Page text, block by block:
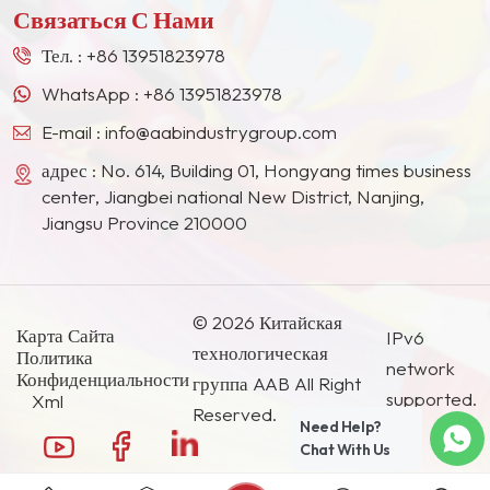
Востоке, в Юго-Восточной Азии, Японии, Южной
Корее и других странах и регионах.
Связаться С Нами
Тел. : +86 13951823978
WhatsApp : +86 13951823978
E-mail : info@aabindustrygroup.com
адрес : No. 614, Building 01, Hongyang times business
center, Jiangbei national New District, Nanjing,
Jiangsu Province 210000
Карта Сайта
Политика
Конфиденциальности
Xml
© 2026 Китайская
технологическая
группа AAB All Right
Reserved.
IPv6
network
supported.
Need Help?
Chat With Us